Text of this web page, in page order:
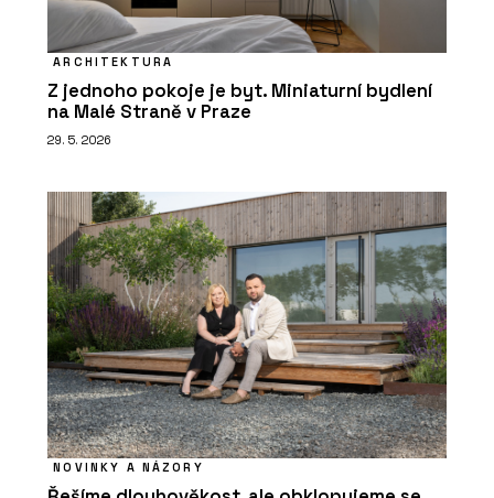
ARCHITEKTURA
Z jednoho pokoje je byt. Miniaturní bydlení
na Malé Straně v Praze
29. 5. 2026
NOVINKY A NÁZORY